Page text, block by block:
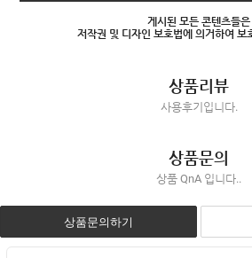
게시된 모든 콘텐츠들은
저작권 및 디자인 보호법에 의거하여 보
상품리뷰
사용후기입니다.
상품문의
상품 QnA 입니다..
상품문의하기